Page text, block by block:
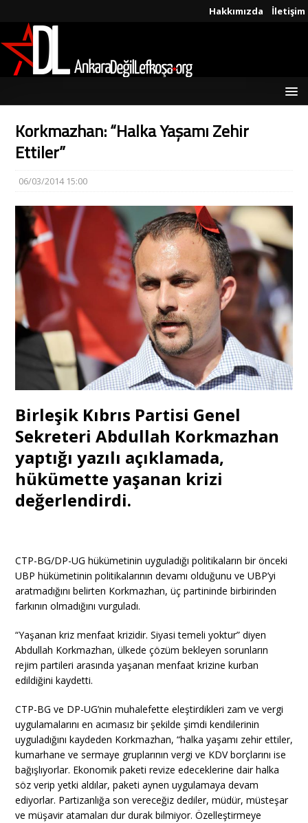
Hakkımızda İletişim
Korkmazhan: “Halka Yaşamı Zehir
Ettiler”
06/03/2014 15:00
Birleşik Kıbrıs Partisi Genel
Sekreteri Abdullah Korkmazhan
yaptığı yazılı açıklamada,
hükümette yaşanan krizi
değerlendirdi.
CTP-BG/DP-UG hükümetinin uyguladığı politikaların bir önceki
UBP hükümetinin politikalarının devamı olduğunu ve UBP’yi
aratmadığını belirten Korkmazhan, üç partininde birbirinden
farkının olmadığını vurguladı.
“Yaşanan kriz menfaat krizidir. Siyasi temeli yoktur” diyen
Abdullah Korkmazhan, ülkede çözüm bekleyen sorunların
rejim partileri arasında yaşanan menfaat krizine kurban
edildiğini kaydetti.
CTP-BG ve DP-UG’nin muhalefette eleştirdikleri zam ve vergi
uygulamalarını en acımasız bir şekilde şimdi kendilerinin
uyguladığını kaydeden Korkmazhan, “halka yaşamı zehir ettiler,
kumarhane ve sermaye gruplarının vergi ve KDV borçlarını ise
bağışlıyorlar. Ekonomik paketi revize edeceklerine dair halka
söz verip yetki aldılar, paketi aynen uygulamaya devam
ediyorlar. Partizanlığa son vereceğiz dediler, müdür, müsteşar
ve müşavir atamaları dur durak bilmiyor. Özelleştirmeye